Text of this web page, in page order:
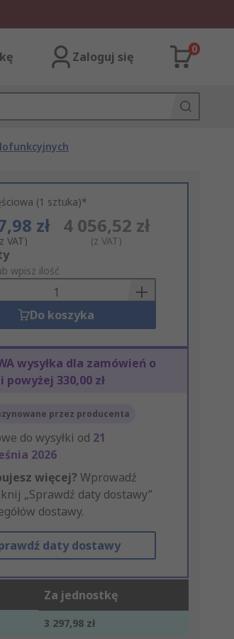
Zaloguj się
0
(1 sztuka)*
zł
VAT)
4 056,52 zł
(z VAT)
wpisz ilość
Do koszyka
wysyłka dla zamówień o
330,00 zł
przez producenta
do wysyłki od 21
2026
więcej? Wprowadź
„Sprawdź daty dostawy”
dostawy.
daty dostawy
Za jednostkę
3 297,98 zł